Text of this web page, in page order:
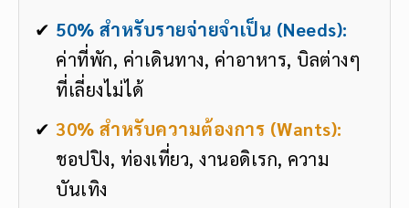
50% สำหรับรายจ่ายจำเป็น (Needs):
ค่าที่พัก, ค่าเดินทาง, ค่าอาหาร, บิลต่างๆ
ที่เลี่ยงไม่ได้
30% สำหรับความต้องการ (Wants):
ชอปปิง, ท่องเที่ยว, งานอดิเรก, ความ
บันเทิง